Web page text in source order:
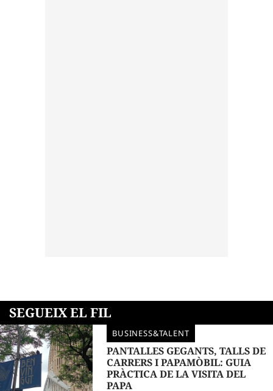
SEGUEIX EL FIL
BUSINESS&TALENT
PANTALLES GEGANTS, TALLS DE
CARRERS I PAPAMÒBIL: GUIA
PRÀCTICA DE LA VISITA DEL
PAPA